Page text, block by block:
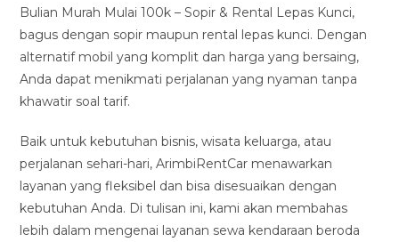
Bulian Murah Mulai 100k – Sopir & Rental Lepas Kunci,
bagus dengan sopir maupun rental lepas kunci. Dengan
alternatif mobil yang komplit dan harga yang bersaing,
Anda dapat menikmati perjalanan yang nyaman tanpa
khawatir soal tarif.
Baik untuk kebutuhan bisnis, wisata keluarga, atau
perjalanan sehari-hari, ArimbiRentCar menawarkan
layanan yang fleksibel dan bisa disesuaikan dengan
kebutuhan Anda. Di tulisan ini, kami akan membahas
lebih dalam mengenai layanan sewa kendaraan beroda